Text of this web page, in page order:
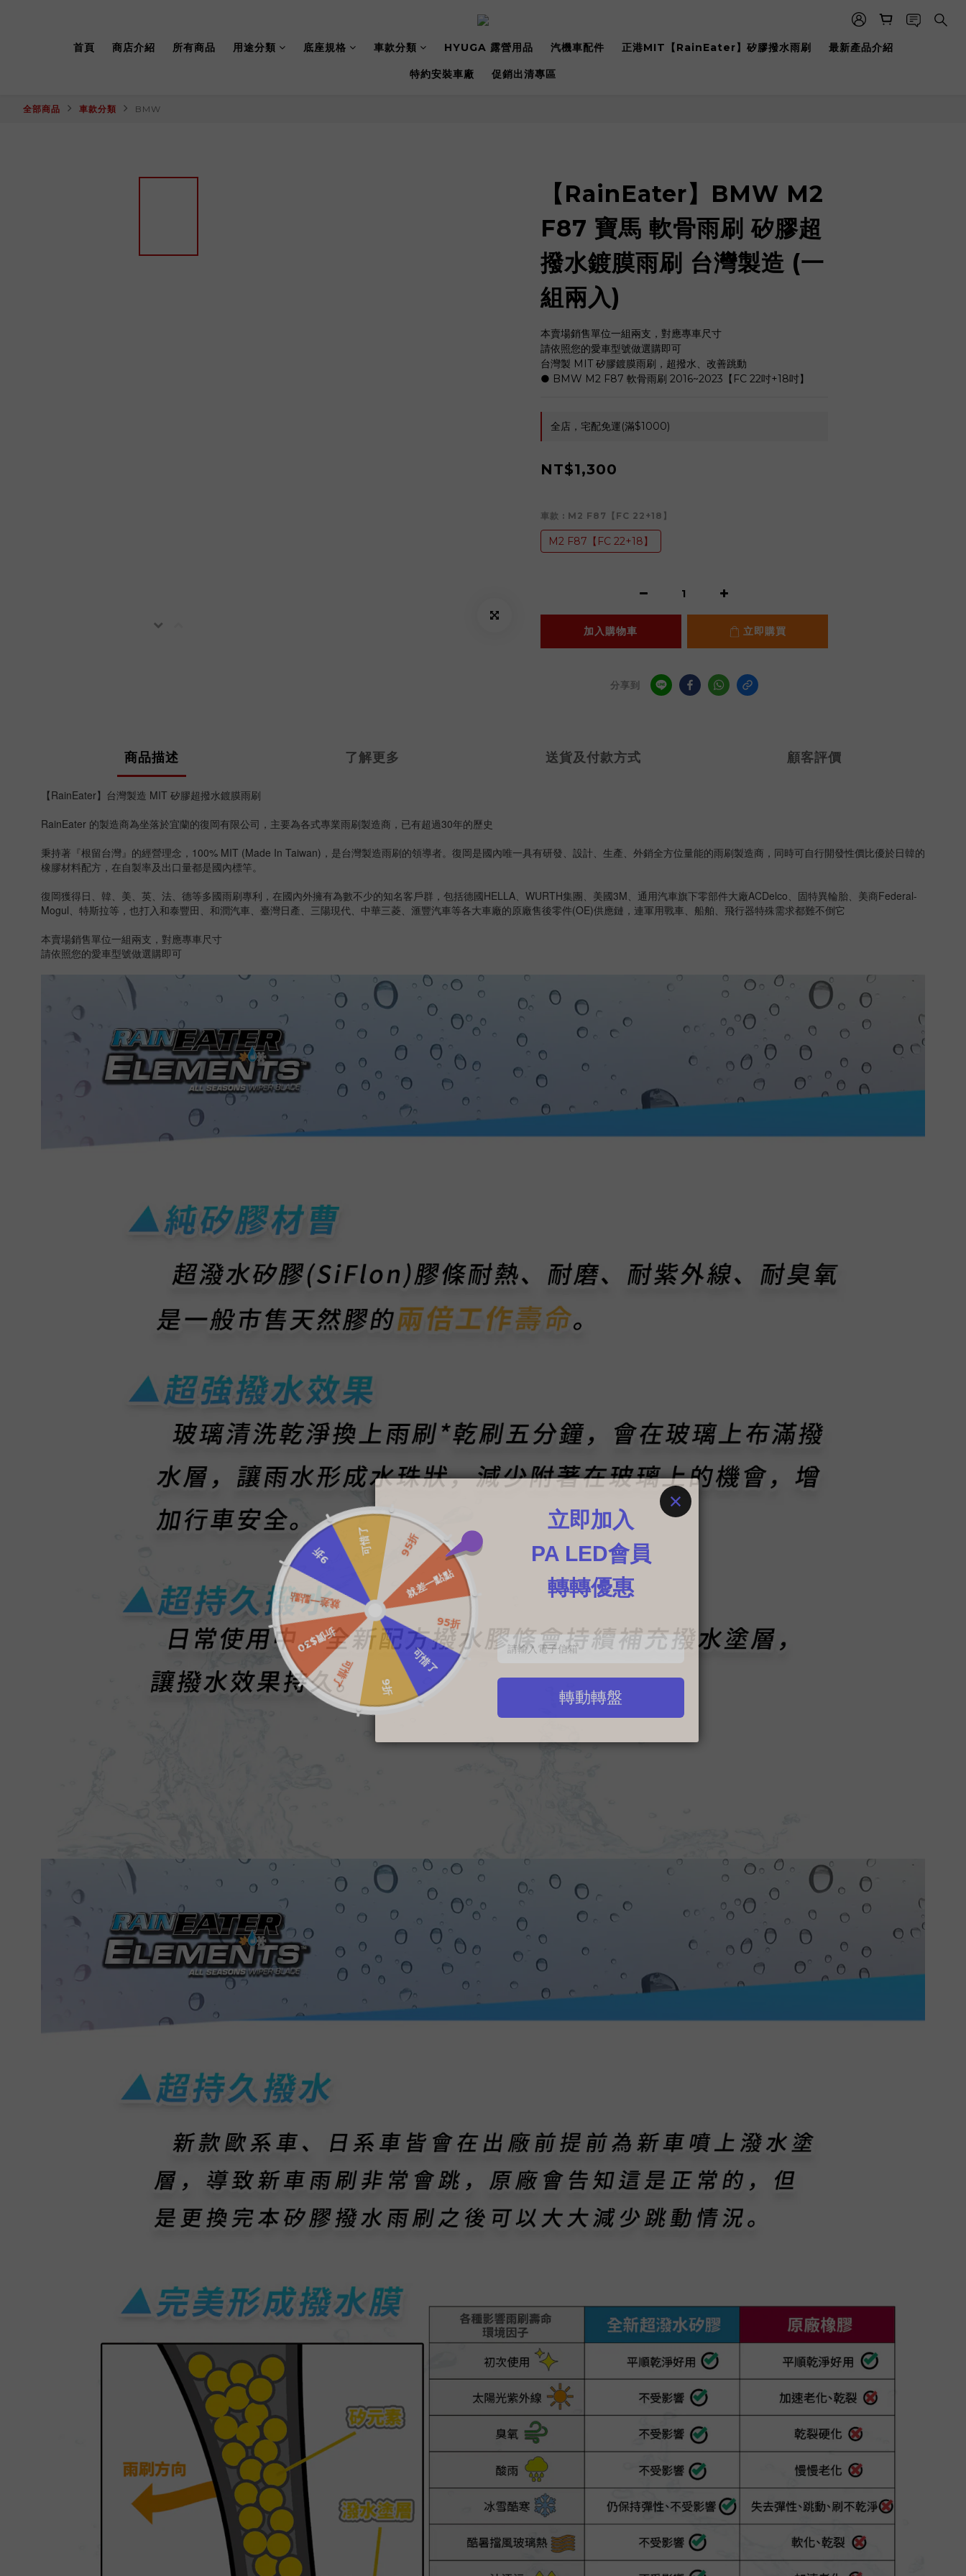
首頁 商店介紹 所有商品 用途分類 底座規格 車款分類 HYUGA 露營用品 汽機車配件 正港MIT【RainEater】矽膠撥水雨刷 最新產品介紹
特約安裝車廠 促銷出清專區
全部商品 車款分類 BMW
【RainEater】BMW M2
F87 寶馬 軟骨雨刷 矽膠超
撥水鍍膜雨刷 台灣製造 (一
組兩入)
本賣場銷售單位一組兩支，對應專車尺寸
請依照您的愛車型號做選購即可
台灣製 MIT 矽膠鍍膜雨刷，超撥水、改善跳動
● BMW M2 F87 軟骨雨刷 2016~2023【FC 22吋+18吋】
全店，宅配免運(滿$1000)
NT$1,300
車款 : M2 F87【FC 22+18】
M2 F87【FC 22+18】
加入購物車 立即購買
分享到
商品描述 了解更多 送貨及付款方式 顧客評價
【RainEater】台灣製造 MIT 矽膠超撥水鍍膜雨刷
RainEater 的製造商為坐落於宜蘭的復岡有限公司，主要為各式專業雨刷製造商，已有超過30年的歷史
秉持著『根留台灣』的經營理念，100% MIT (Made In Taiwan)，是台灣製造雨刷的領導者。復岡是國內唯一具有研發、設計、生產、外銷全方位量能的雨刷製造商，同時可自行開發性價比優於日韓的
橡膠材料配方，在自製率及出口量都是國內標竿。
復岡獲得日、韓、美、英、法、德等多國雨刷專利，在國內外擁有為數不少的知名客戶群，包括德國HELLA、WURTH集團、美國3M、通用汽車旗下零部件大廠ACDelco、固特異輪胎、美商Federal-
Mogul、特斯拉等，也打入和泰豐田、和潤汽車、臺灣日產、三陽現代、中華三菱、滙豐汽車等各大車廠的原廠售後零件(OE)供應鏈，連軍用戰車、船舶、飛行器特殊需求都難不倒它
本賣場銷售單位一組兩支，對應專車尺寸
請依照您的愛車型號做選購即可